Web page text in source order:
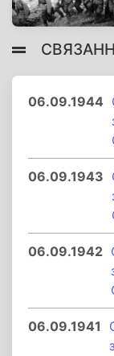
06.09.1944
06.09.1943
06.09.1942
06.09.1941